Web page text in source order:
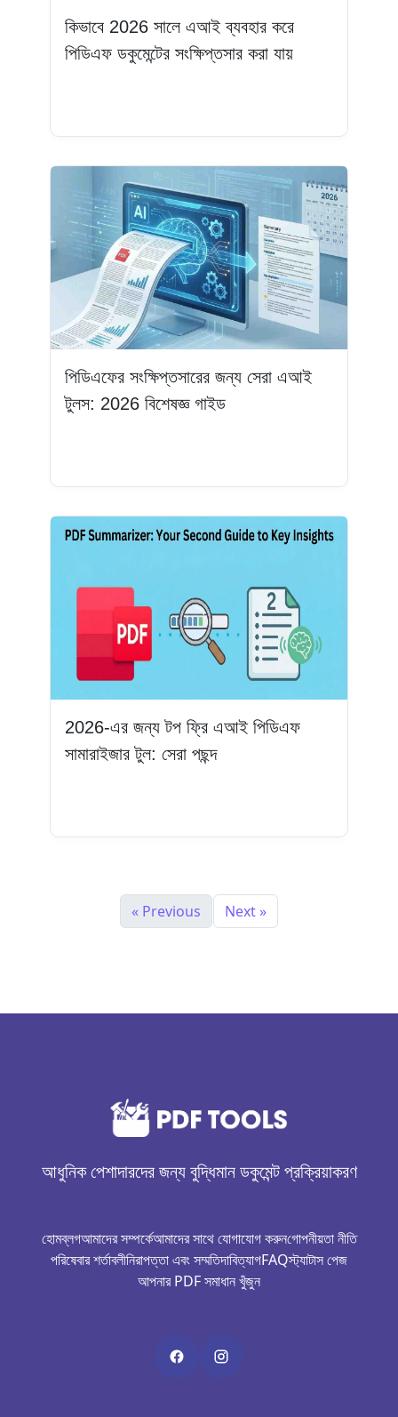
কিভাবে 2026 সালে এআই ব্যবহার করে
পিডিএফ ডকুমেন্টের সংক্ষিপ্তসার করা যায়
পিডিএফের সংক্ষিপ্তসারের জন্য সেরা এআই
টুলস: 2026 বিশেষজ্ঞ গাইড
2026-এর জন্য টপ ফ্রি এআই পিডিএফ
সামারাইজার টুল: সেরা পছন্দ
« Previous Next »
আধুনিক পেশাদারদের জন্য বুদ্ধিমান ডকুমেন্ট প্রক্রিয়াকরণ
হোমব্লগআমাদের সম্পর্কেআমাদের সাথে যোগাযোগ করুনগোপনীয়তা নীতি
পরিষেবার শর্তাবলীনিরাপত্তা এবং সম্মতিদাবিত্যাগFAQস্ট্যাটাস পেজ
আপনার PDF সমাধান খুঁজুন